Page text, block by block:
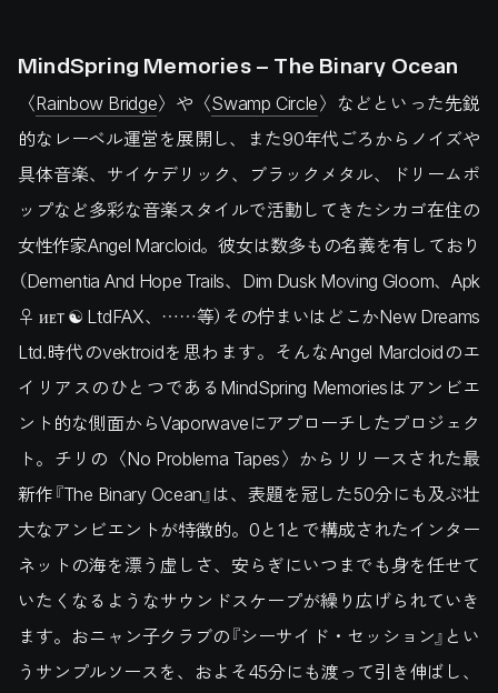
MindSpring Memories – The Binary Ocean
〈Rainbow Bridge〉や〈Swamp Circle〉などといった先鋭
的なレーベル運営を展開し、また90年代ごろからノイズや
具体音楽、サイケデリック、ブラックメタル、ドリームポ
ップなど多彩な音楽スタイルで活動してきたシカゴ在住の
女性作家Angel Marcloid。彼女は数多もの名義を有しており
（Dementia And Hope Trails、Dim Dusk Moving Gloom、Apk
♀ ᴎᴇᴛ ☯ LtdFAX、……等）その佇まいはどこかNew Dreams
Ltd.時代のvektroidを思わます。そんなAngel Marcloidのエ
イリアスのひとつであるMindSpring Memoriesはアンビエ
ント的な側面からVaporwaveにアプローチしたプロジェク
ト。チリの〈No Problema Tapes〉からリリースされた最
新作『The Binary Ocean』は、表題を冠した50分にも及ぶ壮
大なアンビエントが特徴的。0と1とで構成されたインター
ネットの海を漂う虚しさ、安らぎにいつまでも身を任せて
いたくなるようなサウンドスケープが繰り広げられていき
ます。おニャン子クラブの『シーサイド・セッション』とい
うサンプルソースを、およそ45分にも渡って引き伸ばし、